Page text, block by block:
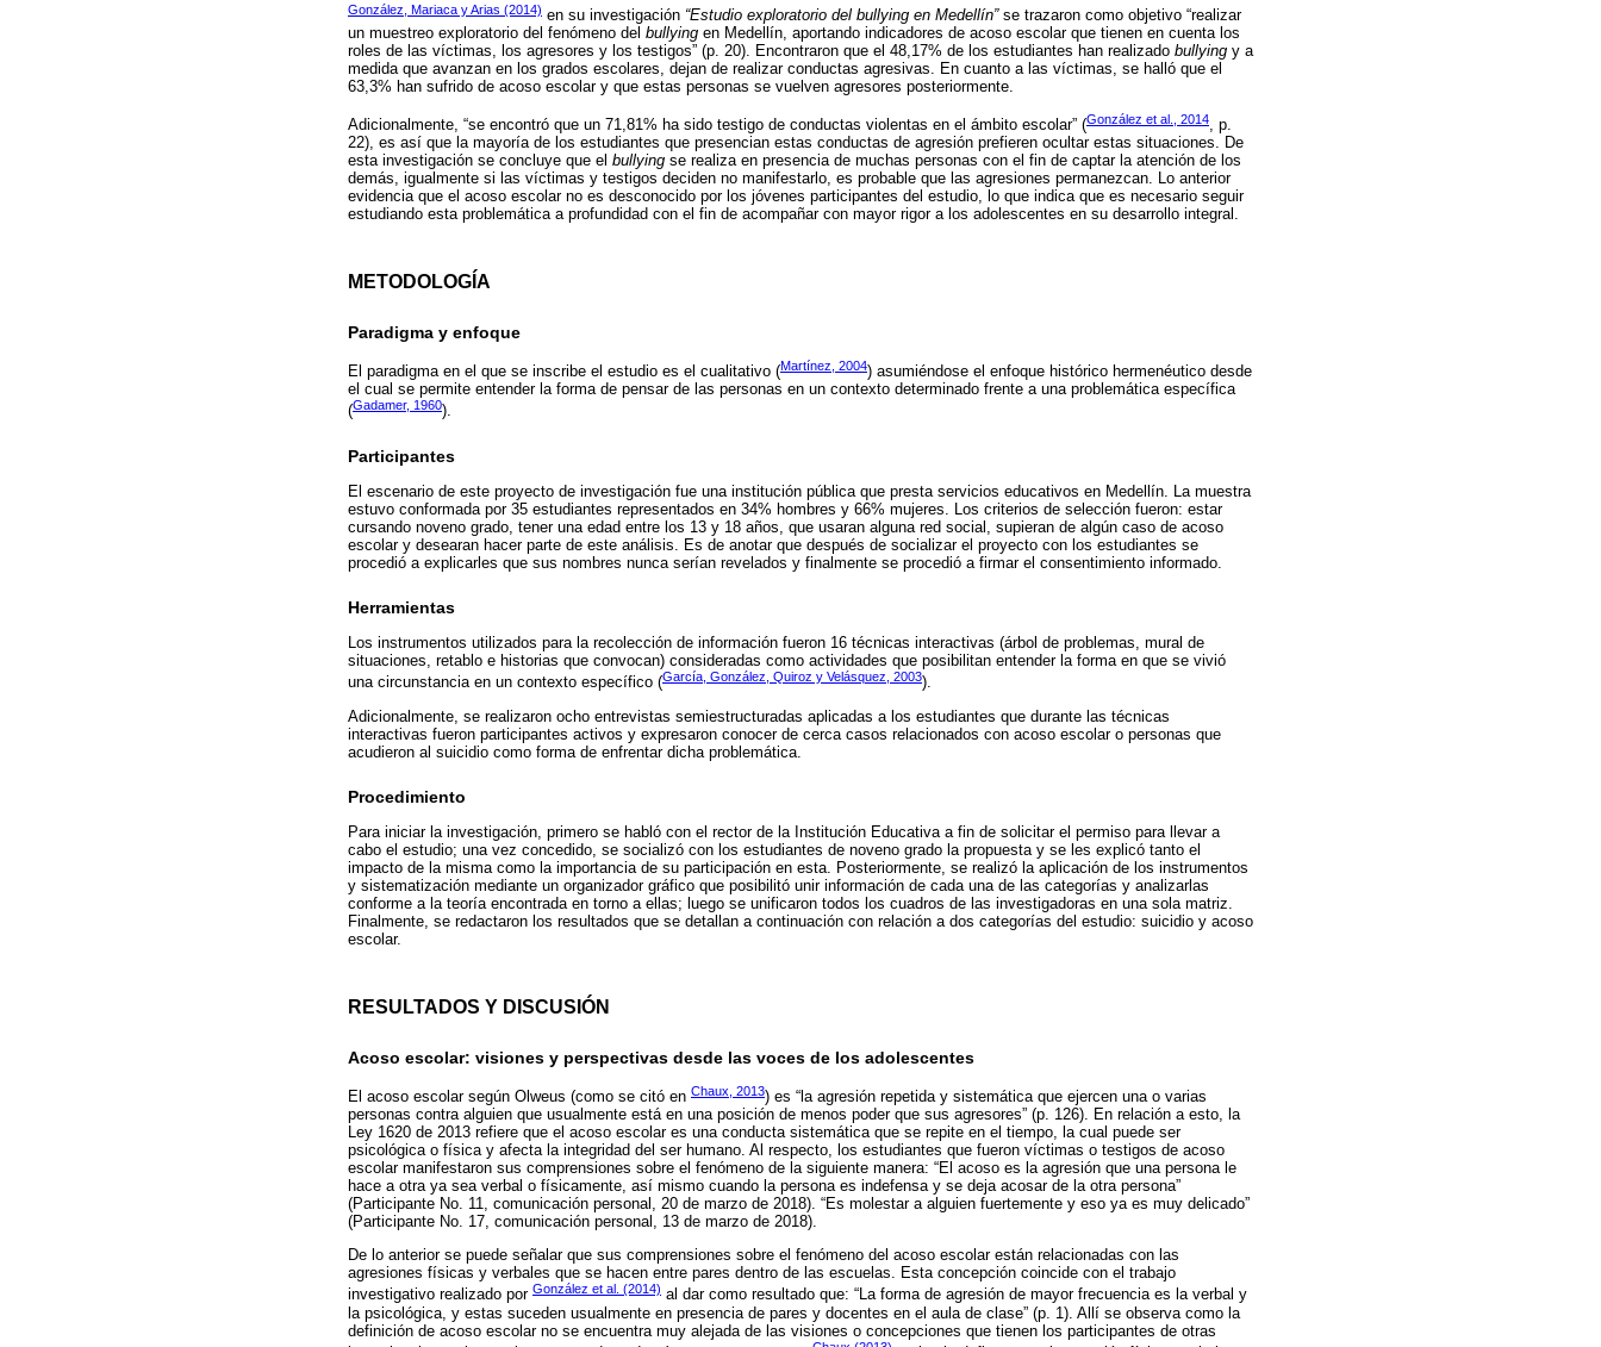
González, Mariaca y Arias (2014) en su investigación “Estudio exploratorio del bullying en Medellín”se trazaron como objetivo “realizar
un muestreo exploratorio del fenómeno del bullying en Medellín, aportando indicadores de acoso escolar que tienen en cuenta los
roles de las víctimas, los agresores y los testigos” (p. 20). Encontraron que el 48,17% de los estudiantes han realizado bullying y a
medida que avanzan en los grados escolares, dejan de realizar conductas agresivas. En cuanto a las víctimas, se halló que el
63,3% han sufrido de acoso escolar y que estas personas se vuelven agresores posteriormente.
Adicionalmente, “se encontró que un 71,81% ha sido testigo de conductas violentas en el ámbito escolar” (González et al., 2014
, p.
22), es así que la mayoría de los estudiantes que presencian estas conductas de agresión prefieren ocultar estas situaciones. De
esta investigación se concluye que el bullying se realiza en presencia de muchas personas con el fin de captar la atención de los
demás, igualmente si las víctimas y testigos deciden no manifestarlo, es probable que las agresiones permanezcan. Lo anterior
evidencia que el acoso escolar no es desconocido por los jóvenes participantes del estudio, lo que indica que es necesario seguir
estudiando esta problemática a profundidad con el fin de acompañar con mayor rigor a los adolescentes en su desarrollo integral.
METODOLOGÍA
Paradigma y enfoque
El paradigma en el que se inscribe el estudio es el cualitativo (Martínez, 2004) asumiéndose el enfoque histórico hermenéutico desde
el cual se permite entender la forma de pensar de las personas en un contexto determinado frente a una problemática específica
(Gadamer, 1960).
Participantes
El escenario de este proyecto de investigación fue una institución pública que presta servicios educativos en Medellín. La muestra
estuvo conformada por 35 estudiantes representados en 34% hombres y 66% mujeres. Los criterios de selección fueron: estar
cursando noveno grado, tener una edad entre los 13 y 18 años, que usaran alguna red social, supieran de algún caso de acoso
escolar y desearan hacer parte de este análisis. Es de anotar que después de socializar el proyecto con los estudiantes se
procedió a explicarles que sus nombres nunca serían revelados y finalmente se procedió a firmar el consentimiento informado.
Herramientas
Los instrumentos utilizados para la recolección de información fueron 16 técnicas interactivas (árbol de problemas, mural de
situaciones, retablo e historias que convocan) consideradas como actividades que posibilitan entender la forma en que se vivió
una circunstancia en un contexto específico (García, González, Quiroz y Velásquez, 2003).
Adicionalmente, se realizaron ocho entrevistas semiestructuradas aplicadas a los estudiantes que durante las técnicas
interactivas fueron participantes activos y expresaron conocer de cerca casos relacionados con acoso escolar o personas que
acudieron al suicidio como forma de enfrentar dicha problemática.
Procedimiento
Para iniciar la investigación, primero se habló con el rector de la Institución Educativa a fin de solicitar el permiso para llevar a
cabo el estudio; una vez concedido, se socializó con los estudiantes de noveno grado la propuesta y se les explicó tanto el
impacto de la misma como la importancia de su participación en esta. Posteriormente, se realizó la aplicación de los instrumentos
y sistematización mediante un organizador gráfico que posibilitó unir información de cada una de las categorías y analizarlas
conforme a la teoría encontrada en torno a ellas; luego se unificaron todos los cuadros de las investigadoras en una sola matriz.
Finalmente, se redactaron los resultados que se detallan a continuación con relación a dos categorías del estudio: suicidio y acoso
escolar.
RESULTADOS Y DISCUSIÓN
Acoso escolar: visiones y perspectivas desde las voces de los adolescentes
El acoso escolar según Olweus (como se citó en Chaux, 2013) es “la agresión repetida y sistemática que ejercen una o varias
personas contra alguien que usualmente está en una posición de menos poder que sus agresores” (p. 126). En relación a esto, la
Ley 1620 de 2013 refiere que el acoso escolar es una conducta sistemática que se repite en el tiempo, la cual puede ser
psicológica o física y afecta la integridad del ser humano. Al respecto, los estudiantes que fueron víctimas o testigos de acoso
escolar manifestaron sus comprensiones sobre el fenómeno de la siguiente manera: “El acoso es la agresión que una persona le
hace a otra ya sea verbal o físicamente, así mismo cuando la persona es indefensa y se deja acosar de la otra persona”
(Participante No. 11, comunicación personal, 20 de marzo de 2018). “Es molestar a alguien fuertemente y eso ya es muy delicado”
(Participante No. 17, comunicación personal, 13 de marzo de 2018).
De lo anterior se puede señalar que sus comprensiones sobre el fenómeno del acoso escolar están relacionadas con las
agresiones físicas y verbales que se hacen entre pares dentro de las escuelas. Esta concepción coincide con el trabajo
investigativo realizado por González et al. (2014) al dar como resultado que: “La forma de agresión de mayor frecuencia es la verbal y
la psicológica, y estas suceden usualmente en presencia de pares y docentes en el aula de clase” (p. 1). Allí se observa como la
definición de acoso escolar no se encuentra muy alejada de las visiones o concepciones que tienen los participantes de otras